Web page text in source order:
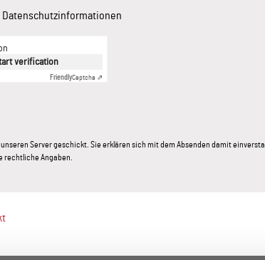
Datenschutzinformationen
verification
FriendlyCaptcha ⇗
Server geschickt. Sie erklären sich mit dem Absenden damit
rechtliche Angaben.